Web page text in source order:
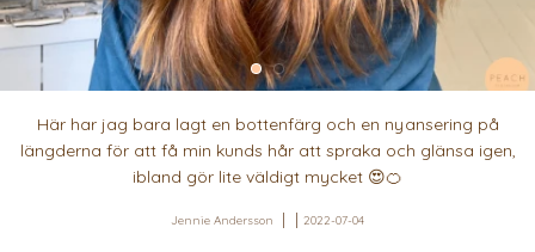
Här har jag bara lagt en bottenfärg och en nyansering på
längderna för att få min kunds hår att spraka och glänsa igen,
ibland gör lite väldigt mycket 😍🍊
Jennie Andersson 2022-07-04